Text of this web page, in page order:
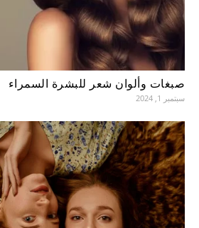
صبغات وألوان شعر للبشرة السمراء
سبتمبر 1, 2024